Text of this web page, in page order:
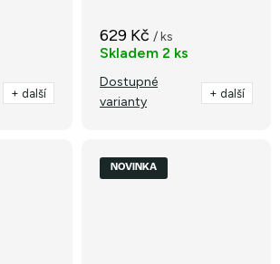
+ další
629 Kč / ks
Skladem 2 ks
Dostupné
varianty
+ další
NOVINKA